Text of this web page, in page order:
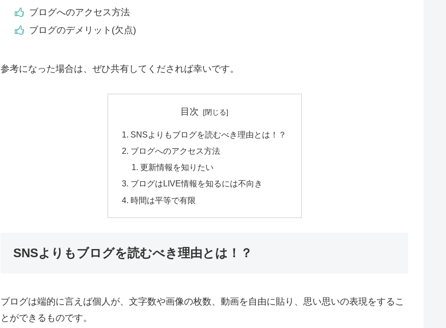
ブログへのアクセス方法
ブログのデメリット(欠点)
参考になった場合は、ぜひ共有してくだされば幸いです。
目次
SNSよりもブログを読むべき理由とは！？
ブログへのアクセス方法
更新情報を知りたい
ブログはLIVE情報を知るには不向き
時間は平等で有限
SNSよりもブログを読むべき理由とは！？
ブログは端的に言えば個人が、文字数や画像の枚数、動画を自由に貼り、思い思いの表現をするこ
とができるものです。